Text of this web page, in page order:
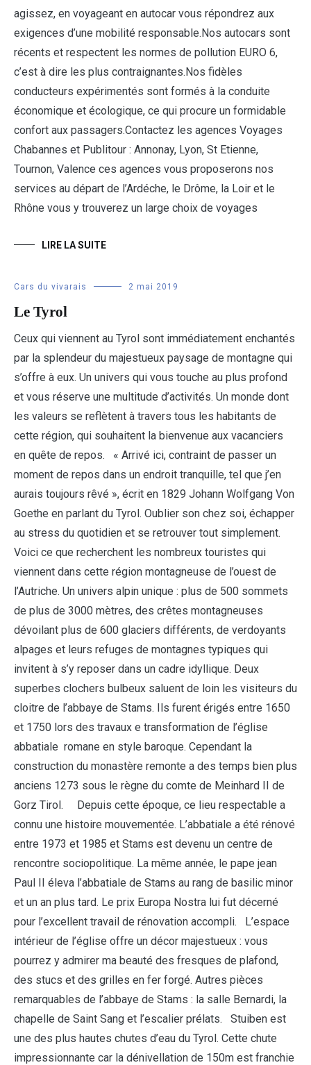
agissez, en voyageant en autocar vous répondrez aux
exigences d’une mobilité responsable.Nos autocars sont
récents et respectent les normes de pollution EURO 6,
c’est à dire les plus contraignantes.Nos fidèles
conducteurs expérimentés sont formés à la conduite
économique et écologique, ce qui procure un formidable
confort aux passagers.Contactez les agences Voyages
Chabannes et Publitour : Annonay, Lyon, St Etienne,
Tournon, Valence ces agences vous proposerons nos
services au départ de l’Ardéche, le Drôme, la Loir et le
Rhône vous y trouverez un large choix de voyages
LIRE LA SUITE
Cars du vivarais 2 mai 2019
Le Tyrol
Ceux qui viennent au Tyrol sont immédiatement enchantés
par la splendeur du majestueux paysage de montagne qui
s’offre à eux. Un univers qui vous touche au plus profond
et vous réserve une multitude d’activités. Un monde dont
les valeurs se reflètent à travers tous les habitants de
cette région, qui souhaitent la bienvenue aux vacanciers
en quête de repos. « Arrivé ici, contraint de passer un
moment de repos dans un endroit tranquille, tel que j’en
aurais toujours rêvé », écrit en 1829 Johann Wolfgang Von
Goethe en parlant du Tyrol. Oublier son chez soi, échapper
au stress du quotidien et se retrouver tout simplement.
Voici ce que recherchent les nombreux touristes qui
viennent dans cette région montagneuse de l’ouest de
l’Autriche. Un univers alpin unique : plus de 500 sommets
de plus de 3000 mètres, des crêtes montagneuses
dévoilant plus de 600 glaciers différents, de verdoyants
alpages et leurs refuges de montagnes typiques qui
invitent à s’y reposer dans un cadre idyllique. Deux
superbes clochers bulbeux saluent de loin les visiteurs du
cloitre de l’abbaye de Stams. Ils furent érigés entre 1650
et 1750 lors des travaux e transformation de l’église
abbatiale romane en style baroque. Cependant la
construction du monastère remonte a des temps bien plus
anciens 1273 sous le règne du comte de Meinhard II de
Gorz Tirol. Depuis cette époque, ce lieu respectable a
connu une histoire mouvementée. L’abbatiale a été rénové
entre 1973 et 1985 et Stams est devenu un centre de
rencontre sociopolitique. La même année, le pape jean
Paul II éleva l’abbatiale de Stams au rang de basilic minor
et un an plus tard. Le prix Europa Nostra lui fut décerné
pour l’excellent travail de rénovation accompli. L’espace
intérieur de l’église offre un décor majestueux : vous
pourrez y admirer ma beauté des fresques de plafond,
des stucs et des grilles en fer forgé. Autres pièces
remarquables de l’abbaye de Stams : la salle Bernardi, la
chapelle de Saint Sang et l’escalier prélats. Stuiben est
une des plus hautes chutes d’eau du Tyrol. Cette chute
impressionnante car la dénivellation de 150m est franchie